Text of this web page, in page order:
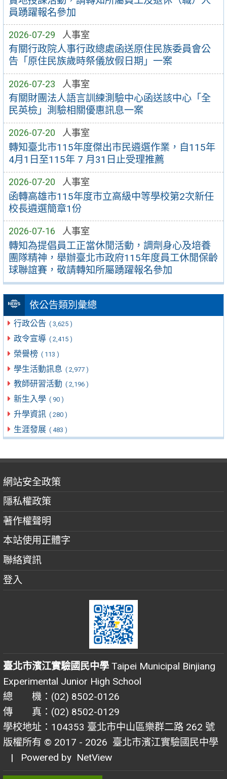
員踴躍報名參加
2026-07-29 人事室
有關行政院人事行政總處函送原住民族委員會公
告「原住民族歲時祭儀放假日期」一案
2026-07-23 人事室
有關財團法人語言訓練測驗中心函送該中心「全
民英檢」測驗相關優惠訊息一案
2026-07-20 人事室
轉知臺北市115年度傑出市民遴選作業，自115年
4月1日至115年 7 月31日止受理推薦
2026-07-20 人事室
函轉高雄市115年度市立高級中等學校第2次新任
校長遴選簡章1份
2026-07-16 人事室
轉知為提倡員工正當休閒活動，調劑身心及培養
團隊精神，舉辦臺北市政府115年度員工休閒保齡
球聯誼賽，敬請轉知所屬踴躍報名參加
依公告類別彙總
行政公告 ( 3,625 )
政令宣導 ( 2,415 )
榮譽榜 ( 113 )
學生活動訊息 ( 2,977 )
教師研習活動 ( 2,196 )
新生入學 ( 90 )
升學資訊 ( 280 )
生涯發展 ( 483 )
網站安全政策
隱私權政策
著作權聲明
本站使用正體字
聯絡資訊
登入
臺北市濱江實驗國民中學 Taipei Municipal Binjiang
Experimental Junior High School
總 機：(02) 8502-0126
傳 真：(02) 8502-0129
學校地址：104353 臺北市中山區樂群二路 262 號
版權所有 © 2017 - 2026 臺北市濱江實驗國民中學
| Powered by NetView